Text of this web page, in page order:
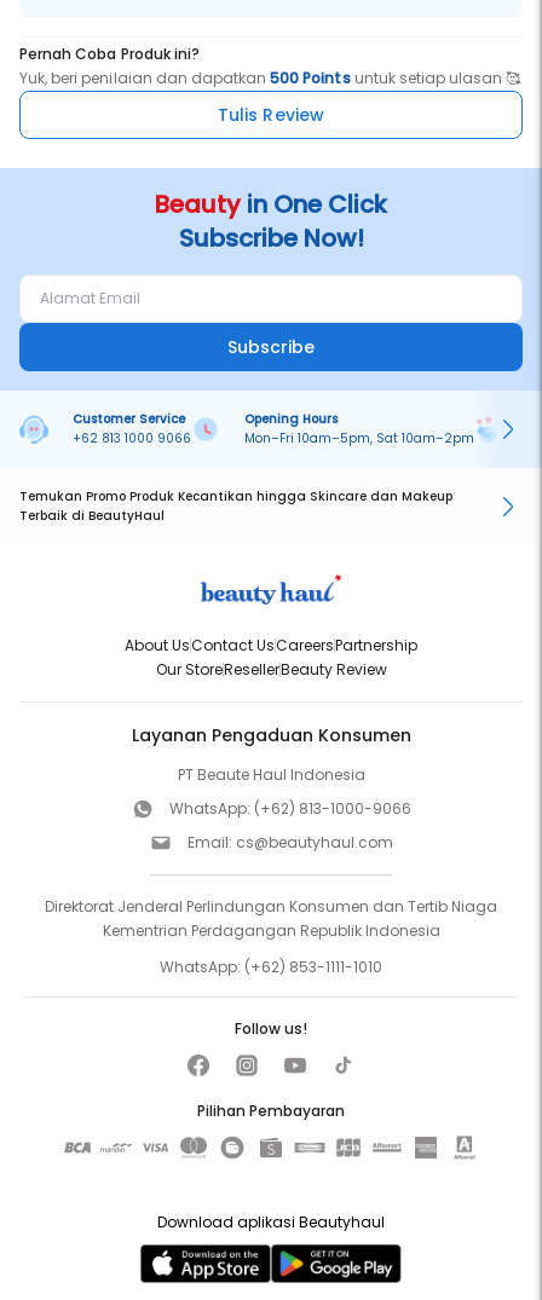
Pernah Coba Produk ini?
Yuk, beri penilaian dan dapatkan500 Pointsuntuk setiap ulasan 🥰
Tulis Review
Beautyin One Click
Subscribe Now!
Subscribe
Customer Service
+62 813 1000 9066
Opening Hours
Mon–Fri 10am–5pm, Sat 10am–2pm
Temukan Promo Produk Kecantikan hingga Skincare dan Makeup
Terbaik di BeautyHaul
About UsContact UsCareersPartnership
Our StoreResellerBeauty Review
Layanan Pengaduan Konsumen
PT Beaute Haul Indonesia
WhatsApp: (+62) 813-1000-9066
Email: cs@beautyhaul.com
Direktorat Jenderal Perlindungan Konsumen dan Tertib Niaga
Kementrian Perdagangan Republik Indonesia
WhatsApp: (+62) 853-1111-1010
Pilihan Pembayaran
Follow us!
Download aplikasi Beautyhaul